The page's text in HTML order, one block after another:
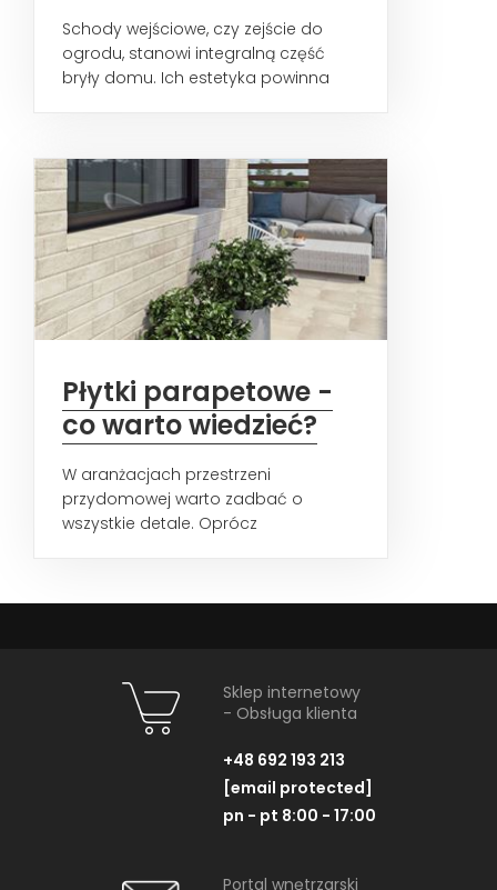
Schody wejściowe, czy zejście do
ogrodu, stanowi integralną część
bryły domu. Ich estetyka powinna
Płytki parapetowe -
co warto wiedzieć?
W aranżacjach przestrzeni
przydomowej warto zadbać o
wszystkie detale. Oprócz
Sklep internetowy
- Obsługa klienta
+48 692 193 213
[email protected]
pn - pt 8:00 - 17:00
Portal wnętrzarski